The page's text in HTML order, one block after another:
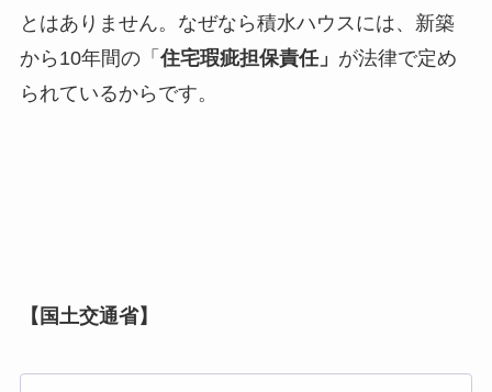
とはありません。なぜなら積水ハウスには、新築
から10年間の「 住宅瑕疵担保責任」 が法律で定め
られているからです。
【国土交通省】